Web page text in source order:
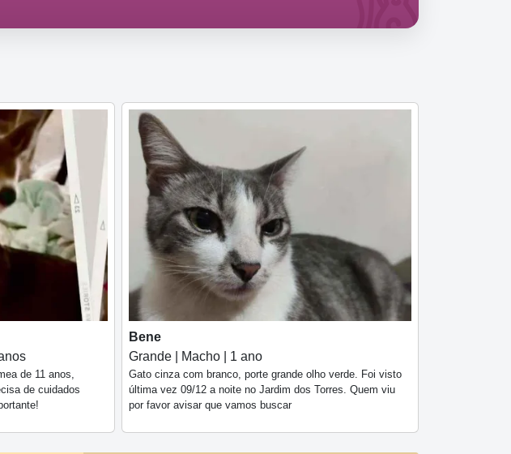
de 11 anos,
de cuidados
Bene
Grande | Macho | 1 ano
Gato cinza com branco, porte grande olho verde. Foi visto
última vez 09/12 a noite no Jardim dos Torres. Quem viu
por favor avisar que vamos buscar